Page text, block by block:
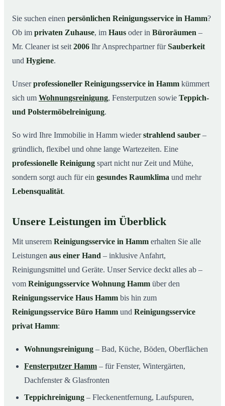
03Warum Mr. Cleaner in Hamm?
04So einfach funktioniert’s
05Typische Anlässe für einen Reinigungsservice
07Jetzt kostenloses Angebot einholen
08So arbeitet ein Reinigungsservice in Hamm
wirklich
Sie suchen einen persönlichen Reinigungsservice in Hamm?
Ob im privaten Zuhause, im Haus oder in Büroräumen –
Mr. Cleaner ist seit 2006 Ihr Ansprechpartner fürSauberkeit
und Hygiene.
Unserprofessioneller Reinigungsservice in Hamm kümmert
sich um Wohnungsreinigung, Fensterputzen sowie Teppich-
und Polstermöbelreinigung.
So wird Ihre Immobilie in Hamm wiederstrahlend sauber –
gründlich, flexibel und ohne lange Wartezeiten. Eine
professionelle Reinigung spart nicht nur Zeit und Mühe,
sondern sorgt auch für ein gesundes Raumklima und mehr
Lebensqualität.
Unsere Leistungen im Überblick
Mit unserem Reinigungsservice in Hamm erhalten Sie alle
Leistungen aus einer Hand – inklusive Anfahrt,
Reinigungsmittel und Geräte. Unser Service deckt alles ab –
vom Reinigungsservice Wohnung Hamm über den
Reinigungsservice Haus Hamm bis hin zum
Reinigungsservice Büro Hamm und Reinigungsservice
privat Hamm:
Wohnungsreinigung – Bad, Küche, Böden, Oberflächen
Fensterputzer Hamm – für Fenster, Wintergärten,
Dachfenster & Glasfronten
Teppichreinigung – Fleckenentfernung, Laufspuren,